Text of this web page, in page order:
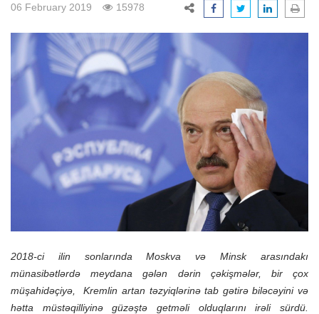
v
a
n
06 February 2019 15978
2018-ci ilin sonlarında Moskva və Minsk arasındakı
münasibətlərdə meydana gələn dərin çəkişmələr, bir çox
müşahidəçiyə, Kremlin artan təzyiqlərinə tab gətirə biləcəyini və
hətta müstəqilliyinə güzəştə getməli olduqlarını irəli sürdü.